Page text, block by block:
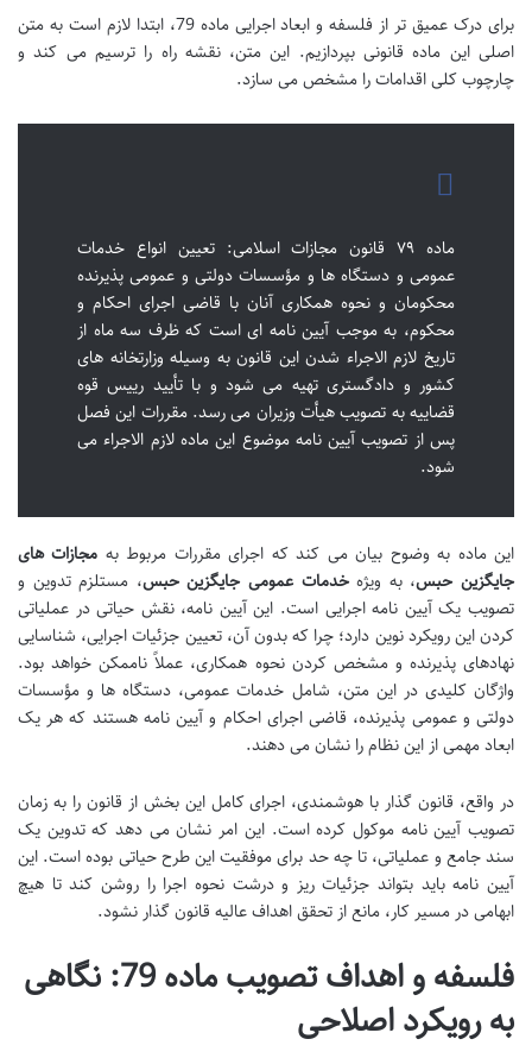
برای درک عمیق تر از فلسفه و ابعاد اجرایی ماده 79، ابتدا لازم است به متن
اصلی این ماده قانونی بپردازیم. این متن، نقشه راه را ترسیم می کند و
چارچوب کلی اقدامات را مشخص می سازد.
ماده ۷۹ قانون مجازات اسلامی: تعیین انواع خدمات
عمومی و دستگاه ها و مؤسسات دولتی و عمومی پذیرنده
محکومان و نحوه همکاری آنان با قاضی اجرای احکام و
محکوم، به موجب آیین نامه ای است که ظرف سه ماه از
تاریخ لازم الاجراء شدن این قانون به وسیله وزارتخانه های
کشور و دادگستری تهیه می شود و با تأیید رییس قوه
قضاییه به تصویب هیأت وزیران می رسد. مقررات این فصل
پس از تصویب آیین نامه موضوع این ماده لازم الاجراء می
شود.
این ماده به وضوح بیان می کند که اجرای مقررات مربوط به مجازات های
جایگزین حبس، به ویژهخدمات عمومی جایگزین حبس، مستلزم تدوین و
تصویب یک آیین نامه اجرایی است. این آیین نامه، نقش حیاتی در عملیاتی
کردن این رویکرد نوین دارد؛ چرا که بدون آن، تعیین جزئیات اجرایی، شناسایی
نهادهای پذیرنده و مشخص کردن نحوه همکاری، عملاً ناممکن خواهد بود.
واژگان کلیدی در این متن، شامل خدمات عمومی، دستگاه ها و مؤسسات
دولتی و عمومی پذیرنده، قاضی اجرای احکام و آیین نامه هستند که هر یک
ابعاد مهمی از این نظام را نشان می دهند.
در واقع، قانون گذار با هوشمندی، اجرای کامل این بخش از قانون را به زمان
تصویب آیین نامه موکول کرده است. این امر نشان می دهد که تدوین یک
سند جامع و عملیاتی، تا چه حد برای موفقیت این طرح حیاتی بوده است. این
آیین نامه باید بتواند جزئیات ریز و درشت نحوه اجرا را روشن کند تا هیچ
ابهامی در مسیر کار، مانع از تحقق اهداف عالیه قانون گذار نشود.
فلسفه و اهداف تصویب ماده 79: نگاهی
به رویکرد اصلاحی